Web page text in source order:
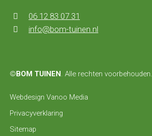
06 12 83 07 31
info@bom-tuinen.nl
©BOM TUINEN. Alle rechten voorbehouden.
Webdesign Vanoo Media
Privacyverklaring
Sitemap